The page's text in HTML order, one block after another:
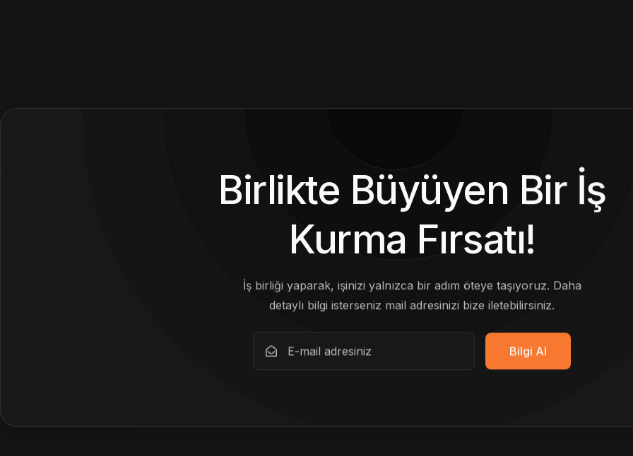
Birlikte Büyüyen Bir İş
Kurma Fırsatı!
İş birliği yaparak, işinizi yalnızca bir adım öteye taşıyoruz. Daha
detaylı bilgi isterseniz mail adresinizi bize iletebilirsiniz.
Bilgi Al